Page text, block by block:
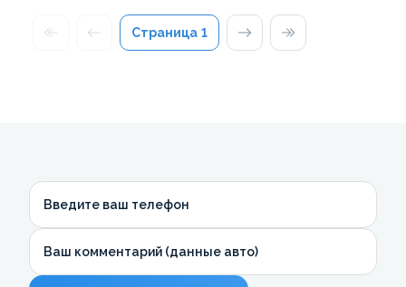
Страница 1
Введите ваш телефон
Ваш комментарий (данные авто)